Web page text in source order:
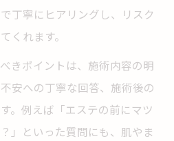
丁寧にヒアリングし、リスク
くれます。
きポイントは、施術内容の明
安への丁寧な回答、施術後の
。例えば「エステの前にマツ
」といった質問にも、肌やま